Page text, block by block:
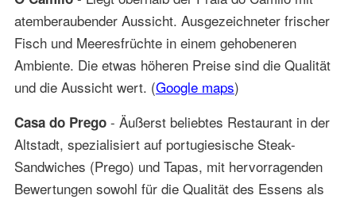
atemberaubender Aussicht. Ausgezeichneter frischer
Fisch und Meeresfrüchte in einem gehobeneren
Ambiente. Die etwas höheren Preise sind die Qualität
und die Aussicht wert. (Google maps)
Casa do Prego- Äußerst beliebtes Restaurant in der
Altstadt, spezialisiert auf portugiesische Steak-
Sandwiches (Prego) und Tapas, mit hervorragenden
Bewertungen sowohl für die Qualität des Essens als